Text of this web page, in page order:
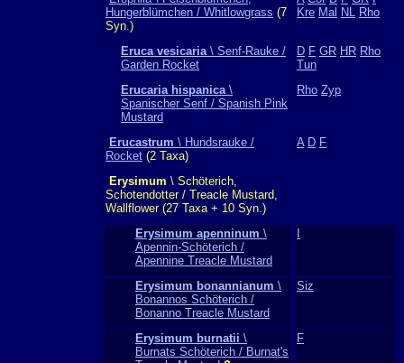
Hungerblümchen / Whitlowgrass (7
Syn.)
Kre Mal NL Rho
Eruca vesicaria\ Senf-Rauke /
Garden Rocket
D F GR HR Rho
Tun
Erucaria hispanica\
Spanischer Senf / Spanish Pink
Mustard
Rho Zyp
Erucastrum \ Hundsrauke /
Rocket (2 Taxa)
A D F
Erysimum \ Schöterich,
Schotendotter / Treacle Mustard,
Wallflower (27 Taxa + 10 Syn.)
Erysimum apenninum \
Apennin-Schöterich /
Apennine Treacle Mustard
Erysimum bonannianum \
Bonannos Schöterich /
Bonanno Treacle Mustard
Siz
Erysimum burnatii \
Burnats Schöterich / Burnat's
F